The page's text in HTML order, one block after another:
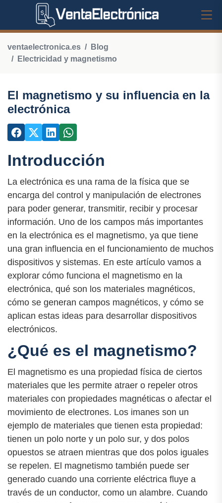
ventaelectronica.es
Blog
Electricidad y magnetismo
El magnetismo y su influencia en la
electrónica
Introducción
La electrónica es una rama de la física que se
encarga del control y manipulación de electrones
para poder generar, transmitir, recibir y procesar
información. Uno de los campos más importantes
en la electrónica es el magnetismo, ya que tiene
una gran influencia en el funcionamiento de muchos
dispositivos y sistemas. En este artículo vamos a
explorar cómo funciona el magnetismo en la
electrónica, qué son los materiales magnéticos,
cómo se generan campos magnéticos, y cómo se
aplican estas ideas para desarrollar dispositivos
electrónicos.
¿Qué es el magnetismo?
El magnetismo es una propiedad física de ciertos
materiales que les permite atraer o repeler otros
materiales con propiedades magnéticas o afectar el
movimiento de electrones. Los imanes son un
ejemplo de materiales que tienen esta propiedad:
tienen un polo norte y un polo sur, y dos polos
opuestos se atraen mientras que dos polos iguales
se repelen. El magnetismo también puede ser
generado cuando una corriente eléctrica fluye a
través de un conductor, como un alambre. Cuando